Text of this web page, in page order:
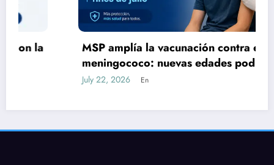
MSP amplía la vacunación contra el
meningococo: nuevas edades podrán
acceder desde fines de julio
En